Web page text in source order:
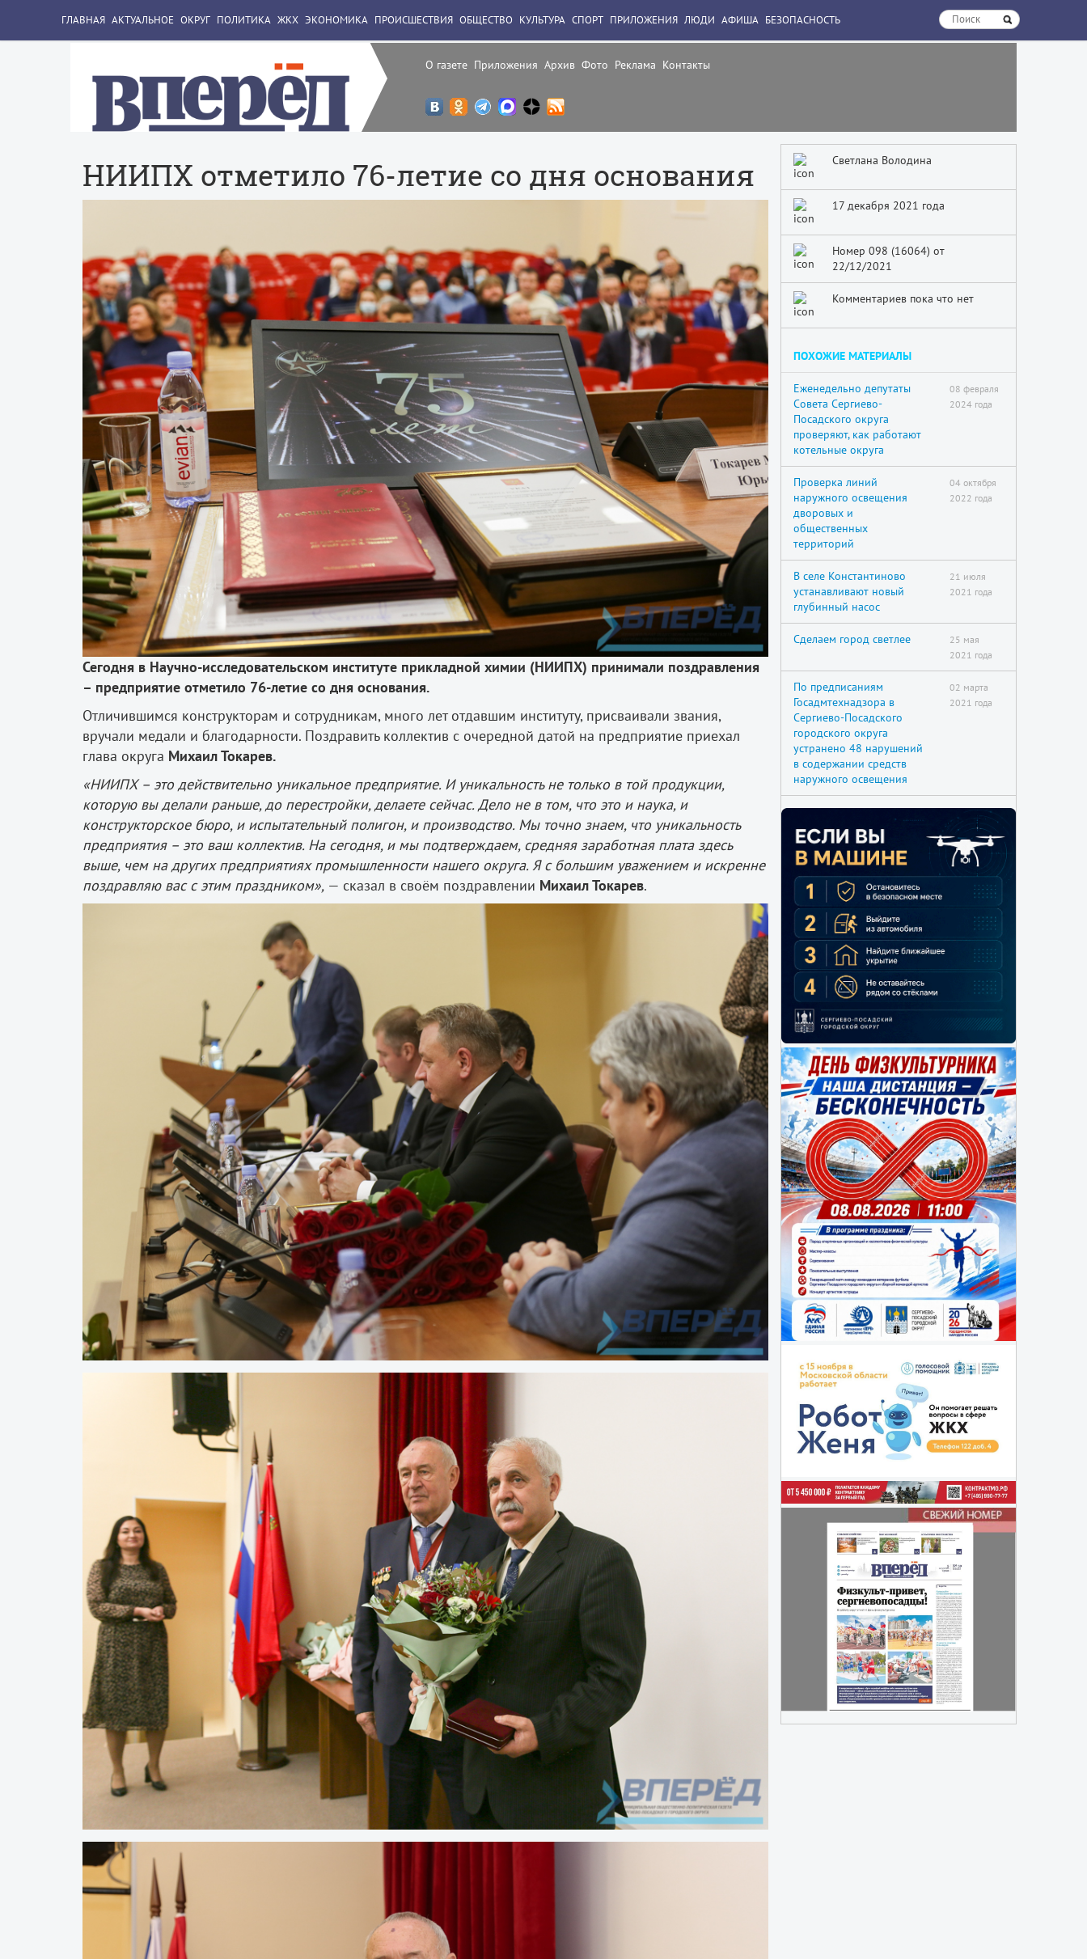
О газете Приложения Архив Фото Реклама Контакты
ГЛАВНАЯ АКТУАЛЬНОЕ ОКРУГ ПОЛИТИКА ЖКХ ЭКОНОМИКА ПРОИСШЕСТВИЯ ОБЩЕСТВО КУЛЬТУРА СПОРТ ПРИЛОЖЕНИЯ ЛЮДИ АФИША БЕЗОПАСНОСТЬ
НИИПХ отметило 76-летие со дня основания
Сегодня в Научно-исследовательском институте прикладной химии (НИИПХ) принимали поздравления
– предприятие отметило 76-летие со дня основания.
Отличившимся конструкторам и сотрудникам, много лет отдавшим институту, присваивали звания,
вручали медали и благодарности. Поздравить коллектив с очередной датой на предприятие приехал
глава округа Михаил Токарев.
«НИИПХ – это действительно уникальное предприятие. И уникальность не только в той продукции,
которую вы делали раньше, до перестройки, делаете сейчас. Дело не в том, что это и наука, и
конструкторское бюро, и испытательный полигон, и производство. Мы точно знаем, что уникальность
предприятия – это ваш коллектив. На сегодня, и мы подтверждаем, средняя заработная плата здесь
выше, чем на других предприятиях промышленности нашего округа. Я с большим уважением и искренне
поздравляю вас с этим праздником», — сказал в своём поздравлении Михаил Токарев.
Светлана Володина
17 декабря 2021 года
Номер 098 (16064) от
22/12/2021
Комментариев пока что нет
ПОХОЖИЕ МАТЕРИАЛЫ
Еженедельно депутаты
Совета Сергиево-
Посадского округа
проверяют, как работают
котельные округа
08 февраля
2024 года
Проверка линий
наружного освещения
дворовых и
общественных
территорий
04 октября
2022 года
В селе Константиново
устанавливают новый
глубинный насос
21 июля
2021 года
Сделаем город светлее
25 мая
2021 года
По предписаниям
Госадмтехнадзора в
Сергиево-Посадского
городского округа
устранено 48 нарушений
в содержании средств
наружного освещения
02 марта
2021 года